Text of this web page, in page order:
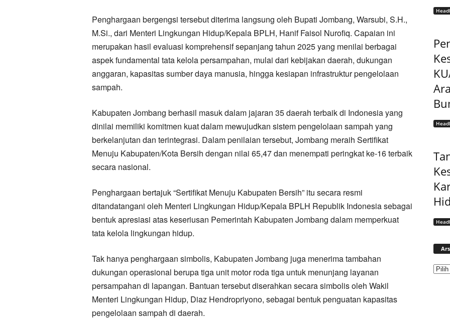
Penghargaan bergengsi tersebut diterima langsung oleh Bupati Jombang, Warsubi, S.H.,
M.Si., dari Menteri Lingkungan Hidup/Kepala BPLH, Hanif Faisol Nurofiq. Capaian ini
merupakan hasil evaluasi komprehensif sepanjang tahun 2025 yang menilai berbagai
aspek fundamental tata kelola persampahan, mulai dari kebijakan daerah, dukungan
anggaran, kapasitas sumber daya manusia, hingga kesiapan infrastruktur pengelolaan
sampah.
Kabupaten Jombang berhasil masuk dalam jajaran 35 daerah terbaik di Indonesia yang
dinilai memiliki komitmen kuat dalam mewujudkan sistem pengelolaan sampah yang
berkelanjutan dan terintegrasi. Dalam penilaian tersebut, Jombang meraih Sertifikat
Menuju Kabupaten/Kota Bersih dengan nilai 65,47 dan menempati peringkat ke-16 terbaik
secara nasional.
Penghargaan bertajuk “Sertifikat Menuju Kabupaten Bersih” itu secara resmi
ditandatangani oleh Menteri Lingkungan Hidup/Kepala BPLH Republik Indonesia sebagai
bentuk apresiasi atas keseriusan Pemerintah Kabupaten Jombang dalam memperkuat
tata kelola lingkungan hidup.
Tak hanya penghargaan simbolis, Kabupaten Jombang juga menerima tambahan
dukungan operasional berupa tiga unit motor roda tiga untuk menunjang layanan
persampahan di lapangan. Bantuan tersebut diserahkan secara simbolis oleh Wakil
Menteri Lingkungan Hidup, Diaz Hendropriyono, sebagai bentuk penguatan kapasitas
pengelolaan sampah di daerah.